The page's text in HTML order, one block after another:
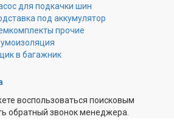
для подкачки шин
под аккумулятор
прочие
в багажник
воспользоваться поисковым
обратный звонок менеджера.